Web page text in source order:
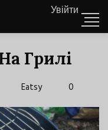
Увійти
Грилі
Eatsy 0